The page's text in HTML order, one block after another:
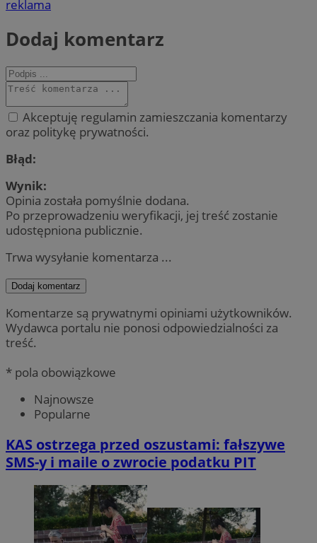
reklama
Dodaj komentarz
Akceptuję regulamin zamieszczania komentarzy
oraz politykę prywatności.
Błąd:
Wynik:
Opinia została pomyślnie dodana.
Po przeprowadzeniu weryfikacji, jej treść zostanie
udostępniona publicznie.
Trwa wysyłanie komentarza ...
Dodaj komentarz
Komentarze są prywatnymi opiniami użytkowników.
Wydawca portalu nie ponosi odpowiedzialności za
treść.
* pola obowiązkowe
Najnowsze
Popularne
KAS ostrzega przed oszustami: fałszywe
SMS-y i maile o zwrocie podatku PIT